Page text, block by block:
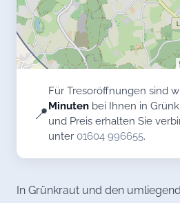
📍
Für Tresoröffnungen sind
Minuten bei Ihnen in
und Preis erhalten Sie
unter 01604 996655.
In Grünkraut und den